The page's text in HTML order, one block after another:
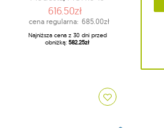
616.50zł
cena regularna: 685.00zł
Najniższa cena z 30 dni przed
obniżką: 582.25zł